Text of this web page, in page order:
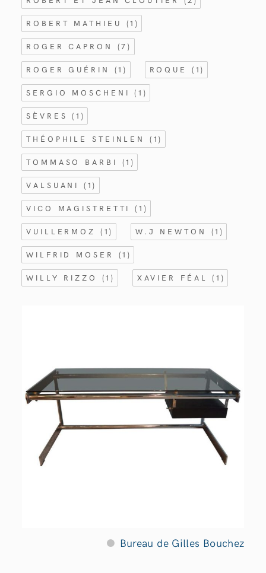
ROBERT MATHIEU (1)
ROGER CAPRON (7)
ROGER GUÉRIN (1) ROQUE (1)
SERGIO MOSCHENI(1)
SÈVRES(1)
THÉOPHILE STEINLEN(1)
TOMMASO BARBI (1)
VALSUANI(1)
VICO MAGISTRETTI(1)
VUILLERMOZ (1) W.J NEWTON (1)
WILFRID MOSER (1)
WILLY RIZZO (1) XAVIER FÉAL(1)
Bureau de Gilles Bouchez